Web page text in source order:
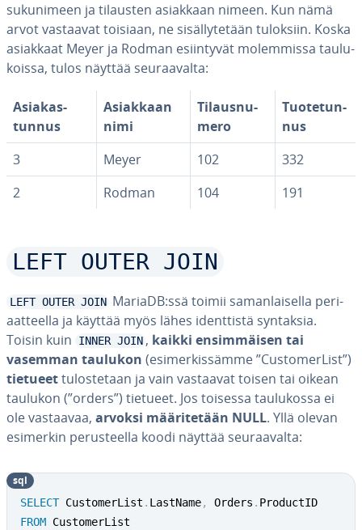
su­ku­ni­meen ja tilausten asiakkaan nimeen. Kun nämä
arvot vastaavat toisiaan, ne si­säl­ly­te­tään tuloksiin. Koska
asiakkaat Meyer ja Rodman esiin­ty­vät mo­lem­mis­sa tau­lu­
kois­sa, tulos näyttää seu­raa­val­ta:
Asia­kas­
tun­nus
Asiakkaan
nimi
Ti­laus­nu­
me­ro
Tuo­te­tun­
nus
3
Meyer 102
332
2
Rodman 104 191
LEFT OUTER JOIN
LEFT OUTER JOIN MariaDB:ssä toimii sa­man­lai­sel­la pe­ri­
aat­teel­la ja käyttää myös lähes ident­tis­tä syntaksia.
Toisin kuin
INNER JOIN , kaikki en­sim­mäi­sen tai
vasemman taulukon (esi­mer­kis­säm­me ”Cus­to­mer­List”)
tietueettu­los­te­taan ja vain vastaavat toisen tai oikean
taulukon (”orders”) tietueet. Jos toisessa tau­lu­kos­sa ei
ole vastaavaa, arvoksi mää­ri­te­tään NULL. Yllä olevan
esimerkin pe­rus­teel­la koodi näyttää seu­raa­val­ta:
SELECT CustomerList . LastName, Orders .
FROM
sql